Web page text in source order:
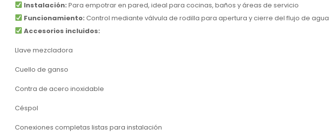
Instalación: Para empotrar en pared, ideal para cocinas, baños y áreas de servicio
Funcionamiento: Control mediante válvula de rodilla para apertura y cierre del flujo de agua
Accesorios incluidos:
Llave mezcladora
Cuello de ganso
Contra de acero inoxidable
Céspol
Conexiones completas listas para instalación